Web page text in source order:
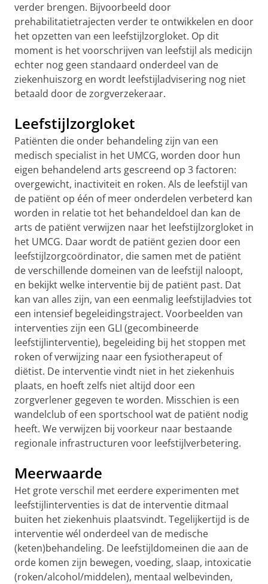
verder brengen. Bijvoorbeeld door
prehabilitatietrajecten verder te ontwikkelen en door
het opzetten van een leefstijlzorgloket. Op dit
moment is het voorschrijven van leefstijl als medicijn
echter nog geen standaard onderdeel van de
ziekenhuiszorg en wordt leefstijladvisering nog niet
betaald door de zorgverzekeraar.
Leefstijlzorgloket
Patiënten die onder behandeling zijn van een
medisch specialist in het UMCG, worden door hun
eigen behandelend arts gescreend op 3 factoren:
overgewicht, inactiviteit en roken. Als de leefstijl van
de patiënt op één of meer onderdelen verbeterd kan
worden in relatie tot het behandeldoel dan kan de
arts de patiënt verwijzen naar het leefstijlzorgloket in
het UMCG. Daar wordt de patiënt gezien door een
leefstijlzorgcoördinator, die samen met de patiënt
de verschillende domeinen van de leefstijl naloopt,
en bekijkt welke interventie bij de patiënt past. Dat
kan van alles zijn, van een eenmalig leefstijladvies tot
een intensief begeleidingstraject. Voorbeelden van
interventies zijn een GLI (gecombineerde
leefstijlinterventie), begeleiding bij het stoppen met
roken of verwijzing naar een fysiotherapeut of
diëtist. De interventie vindt niet in het ziekenhuis
plaats, en hoeft zelfs niet altijd door een
zorgverlener gegeven te worden. Misschien is een
wandelclub of een sportschool wat de patiënt nodig
heeft. We verwijzen bij voorkeur naar bestaande
regionale infrastructuren voor leefstijlverbetering.
Meerwaarde
Het grote verschil met eerdere experimenten met
leefstijlinterventies is dat de interventie ditmaal
buiten het ziekenhuis plaatsvindt. Tegelijkertijd is de
interventie wél onderdeel van de medische
(keten)behandeling. De leefstijldomeinen die aan de
orde komen zijn bewegen, voeding, slaap, intoxicatie
(roken/alcohol/middelen), mentaal welbevinden,